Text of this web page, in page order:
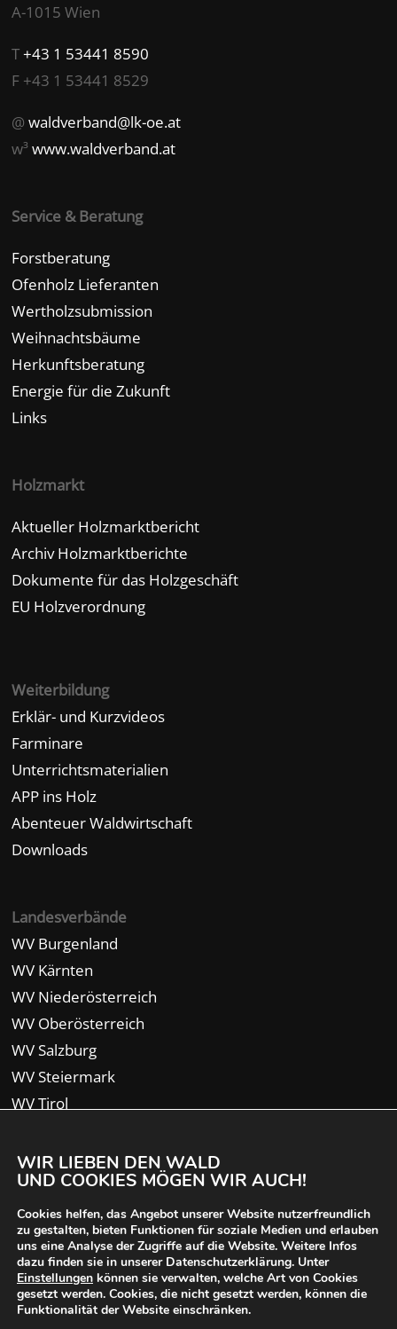
A-1015 Wien
T+43 1 53441 8590
F +43 1 53441 8529
@waldverband@lk-oe.at
w³www.waldverband.at
Service & Beratung
Forstberatung
Ofenholz Lieferanten
Wertholzsubmission
Weihnachtsbäume
Herkunftsberatung
Energie für die Zukunft
Links
Holzmarkt
Aktueller Holzmarktbericht
Archiv Holzmarktberichte
Dokumente für das Holzgeschäft
EU Holzverordnung
Weiterbildung
Erklär- und Kurzvideos
Farminare
Unterrichtsmaterialien
APP ins Holz
Abenteuer Waldwirtschaft
Downloads
Landesverbände
WV Burgenland
WV Kärnten
WV Niederösterreich
WV Oberösterreich
WV Salzburg
WV Steiermark
WV Tirol
WIR LIEBEN DEN WALD
UND COOKIES MÖGEN WIR AUCH!
Cookies helfen, das Angebot unserer Website nutzerfreundlich
zu gestalten, bieten Funktionen für soziale Medien und erlauben
uns eine Analyse der Zugriffe auf die Website. Weitere Infos
dazu finden sie in unserer Datenschutzerklärung. Unter
Einstellungen können sie verwalten, welche Art von Cookies
gesetzt werden. Cookies, die nicht gesetzt werden, können die
Funktionalität der Website einschränken.